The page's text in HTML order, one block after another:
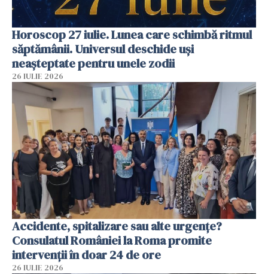
Horoscop 27 iulie. Lunea care schimbă ritmul
săptămânii. Universul deschide uși
neașteptate pentru unele zodii
26 IULIE 2026
Accidente, spitalizare sau alte urgențe?
Consulatul României la Roma promite
intervenții în doar 24 de ore
26 IULIE 2026